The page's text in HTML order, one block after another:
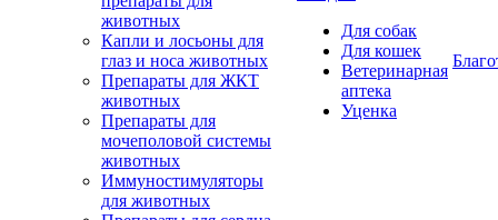
животных
Капли и лосьоны для
глаз и носа животных
Препараты для ЖКТ
животных
Препараты для
мочеполовой системы
животных
Иммуностимуляторы
для животных
Для собак
Для кошек
Ветеринарная
аптека
Уценка